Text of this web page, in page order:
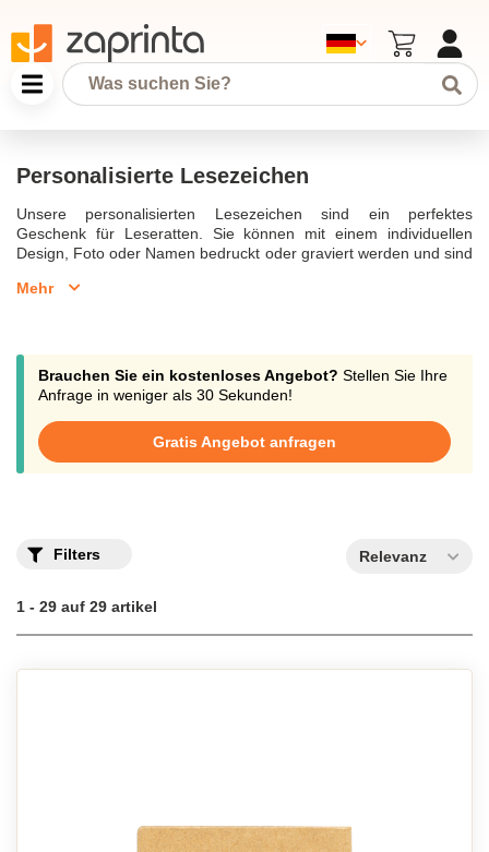
Personalisierte Lesezeichen
Unsere personalisierten Lesezeichen sind ein perfektes
Geschenk für Leseratten. Sie können mit einem individuellen
Design, Foto oder Namen bedruckt oder graviert werden und sind
erhältlich. Ob für Buchliebhaber, Lehrer oder als
Mehr
Brauchen Sie ein kostenloses Angebot? Stellen Sie Ihre
Anfrage in weniger als 30 Sekunden!
Gratis Angebot anfragen
Filters Relevanz
1 - 29 auf 29 artikel